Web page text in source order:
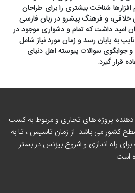
شناخت بیشتری را برای طراحان
خلاقی، و فرهنگ پیشرو در زبان فارسی
امید داشت که تمام و دشواری موجود در
به پایان رسد و زمان مورد نیاز شامل
جوابگوی سوالات پیوسته اهل دنیای
قرار گیرد.
پروژه های تجاری و مربوط به کسب
سطح کشور می باشد. از زمان تاسیس ، تا به
راه اندازی و شروع بیزنس در بستر
است.